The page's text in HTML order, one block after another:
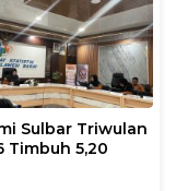
Sulbar Triwulan
Timbuh 5,20